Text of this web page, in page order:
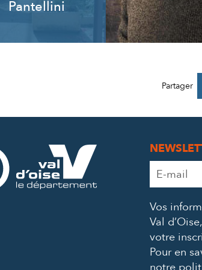
Pantellini
Partager
Adresse
e-
*
Vos
Val
votre
Pour en